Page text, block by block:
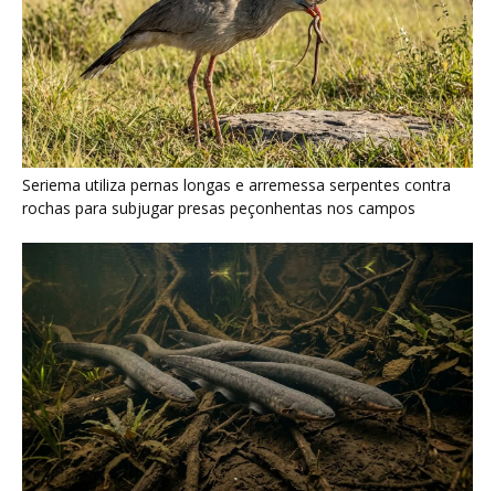
Poraquê sincroniza descargas elétricas em grupo para
amplificar campo elétrico e atordoar cardumes de peixes
maiores na Amazônia